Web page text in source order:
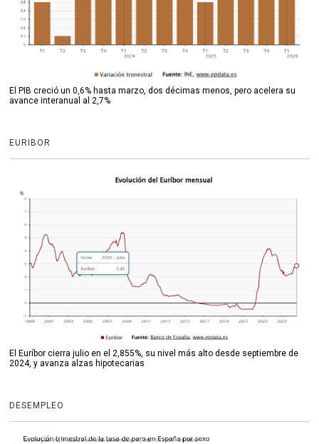
El PIB creció un 0,6% hasta marzo, dos décimas menos, pero acelera su
avance interanual al 2,7%
EURIBOR
El Euríbor cierra julio en el 2,855%, su nivel más alto desde septiembre de
2024, y avanza alzas hipotecarias
DESEMPLEO